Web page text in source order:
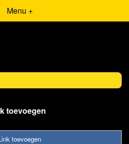
Menu +
toevoegen
toevoegen